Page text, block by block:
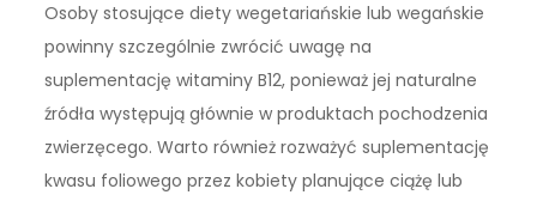
Osoby stosujące diety wegetariańskie lub wegańskie
powinny szczególnie zwrócić uwagę na
suplementację witaminy B12, ponieważ jej naturalne
źródła występują głównie w produktach pochodzenia
zwierzęcego. Warto również rozważyć suplementację
kwasu foliowego przez kobiety planujące ciążę lub